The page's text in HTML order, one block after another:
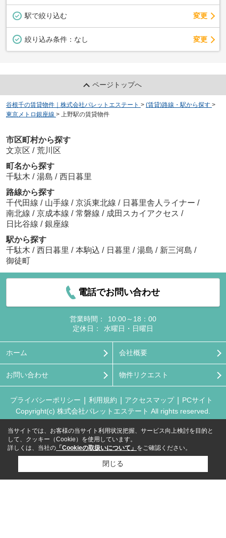
駅で絞り込む 変更
絞り込み条件： なし 変更
ページトップへ
谷根千の賃貸物件｜株式会社パレットエステート > (賃貸)路線・駅から探す >
東京メトロ銀座線 > 上野駅の賃貸物件
市区町村から探す
文京区 / 荒川区
町名から探す
千駄木 / 湯島 / 西日暮里
路線から探す
千代田線 / 山手線 / 京浜東北線 / 日暮里舎人ライナー /
南北線 / 京成本線 / 常磐線 / 成田スカイアクセス /
日比谷線 / 銀座線
駅から探す
千駄木 / 西日暮里 / 本駒込 / 日暮里 / 湯島 / 新三河島 /
御徒町
電話でお問い合わせ
営業時間：
10:00～18：00
定休日：
水曜日・日曜日
ホーム 会社概要
お問い合わせ 物件リクエスト
プライバシーポリシー 利用規約 アクセスマップ
PCサイト
Copyright(c) 株式会社パレットエステート All rights reserved.
当サイトでは、お客様の当サイト利用状況把握、サービス向上検討を目的と
して、クッキー（Cookie）を使用しています。
詳しくは、当社の 「Cookieの取扱いについて」 をご確認ください。
閉じる